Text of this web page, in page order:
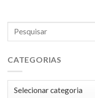
CATEGORIAS